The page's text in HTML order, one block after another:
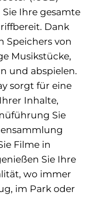
Ihre gesamte
Dank
Speichers von
Musikstücke,
und abspielen.
sorgt für eine
Inhalte,
Sie
Filme in
Sie Ihre
wo immer
im Park oder